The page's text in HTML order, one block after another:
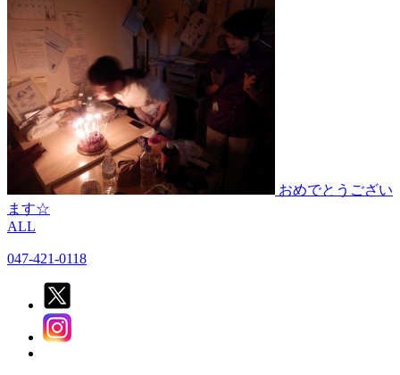
おめでとうござい
ます☆
ALL
047-421-0118